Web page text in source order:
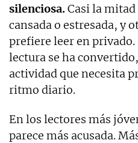
silenciosa.Casi la
cansada o estresada, y
prefiere leer en privado.
lectura se ha
actividad que necesita
ritmo diario.
En los lectores más
parece más acusada.